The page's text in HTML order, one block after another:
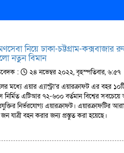
নিয়ে ঢাকা-চট্টগ্রাম-কক্সবাজার
নতুন বিমান
:
২৪ নভেম্বর ২০২২, বৃহস্পতিবার, ৬:৫৭
মধ্যে এয়ার এ্যাস্ট্রা’র এয়ারক্রাফট এর বহর
নির্মিত এটিআর ৭২-৬০০ বর্তমান বিশ্বের
নির্ভরযোগ্য এয়ারক্রাফট। এয়ারক্রাফটির
যাত্রী বহন করার জন্য প্রস্তুত করা হয়েছে।